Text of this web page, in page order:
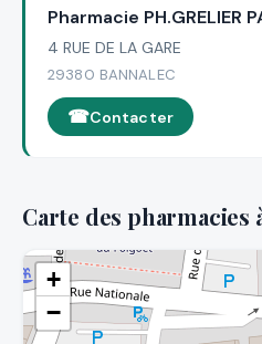
Pharmacie PH.GRELIER
4 RUE DE LA GARE
29380 BANNALEC
Contacter
Carte des pharmacies
+
−